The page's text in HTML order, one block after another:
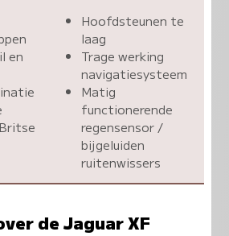
en
Hoofdsteunen te
laag
Trage werking
navigatiesysteem
Matig
functionerende
regensensor /
bijgeluiden
ruitenwissers
de Jaguar XF